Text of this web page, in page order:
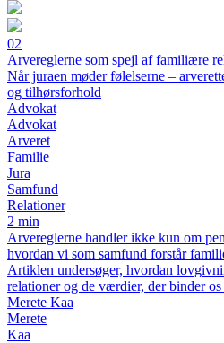
02
Arvereglerne som spejl af familiære
Når juraen møder følelserne –
og tilhørsforhold
Advokat
Advokat
Arveret
Familie
Jura
Samfund
Relationer
2 min
Arvereglerne handler ikke kun om
hvordan vi som samfund forstår
Artiklen undersøger, hvordan
relationer og de værdier, der binder os
Merete Kaa
Merete
Kaa